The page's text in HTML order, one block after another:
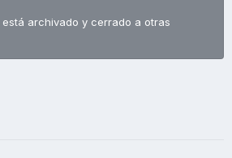
está archivado y cerrado a otras